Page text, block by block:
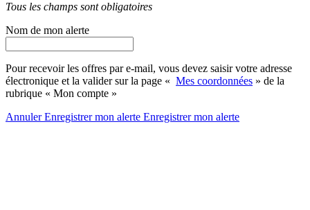
Tous les champs sont obligatoires
Nom de mon alerte
Pour recevoir les offres par e-mail, vous devez saisir votre adresse
électronique et la valider sur la page « Mes coordonnées » de la
rubrique « Mon compte »
AnnulerEnregistrer mon alerte Enregistrermon alerte